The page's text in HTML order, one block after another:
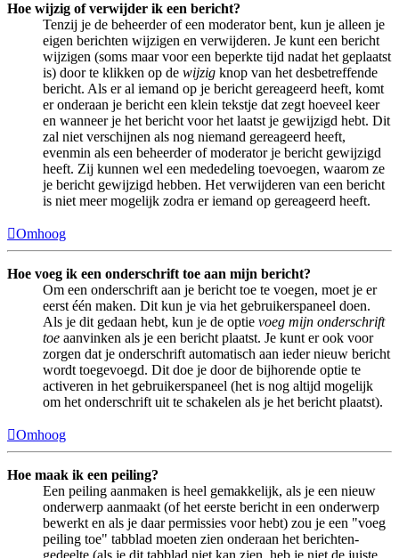
Hoe wijzig of verwijder ik een bericht?
Tenzij je de beheerder of een moderator bent, kun je alleen je
eigen berichten wijzigen en verwijderen. Je kunt een bericht
wijzigen (soms maar voor een beperkte tijd nadat het geplaatst
is) door te klikken op de wijzig knop van het desbetreffende
bericht. Als er al iemand op je bericht gereageerd heeft, komt
er onderaan je bericht een klein tekstje dat zegt hoeveel keer
en wanneer je het bericht voor het laatst je gewijzigd hebt. Dit
zal niet verschijnen als nog niemand gereageerd heeft,
evenmin als een beheerder of moderator je bericht gewijzigd
heeft. Zij kunnen wel een mededeling toevoegen, waarom ze
je bericht gewijzigd hebben. Het verwijderen van een bericht
is niet meer mogelijk zodra er iemand op gereageerd heeft.
Omhoog
Hoe voeg ik een onderschrift toe aan mijn bericht?
Om een onderschrift aan je bericht toe te voegen, moet je er
eerst één maken. Dit kun je via het gebruikerspaneel doen.
Als je dit gedaan hebt, kun je de optie voeg mijn onderschrift
toe aanvinken als je een bericht plaatst. Je kunt er ook voor
zorgen dat je onderschrift automatisch aan ieder nieuw bericht
wordt toegevoegd. Dit doe je door de bijhorende optie te
activeren in het gebruikerspaneel (het is nog altijd mogelijk
om het onderschrift uit te schakelen als je het bericht plaatst).
Omhoog
Hoe maak ik een peiling?
Een peiling aanmaken is heel gemakkelijk, als je een nieuw
onderwerp aanmaakt (of het eerste bericht in een onderwerp
bewerkt en als je daar permissies voor hebt) zou je een "voeg
peiling toe" tabblad moeten zien onderaan het berichten-